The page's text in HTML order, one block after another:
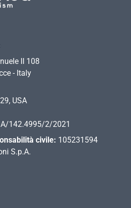
II 108
- Italy
USA
A/142.4995/2/2021
civile: 105231594
S.p.A.